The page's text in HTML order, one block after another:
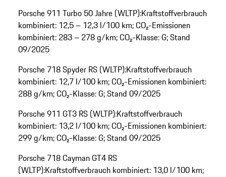
Porsche 911 Turbo 50 Jahre (WLTP):Kraftstoffverbrauch
kombiniert: 12,5 – 12,3 l/100 km; CO₂-Emissionen
kombiniert: 283 – 278 g/km; CO₂-Klasse: G; Stand
09/2025
Porsche 718 Spyder RS (WLTP):Kraftstoffverbrauch
kombiniert: 12,7 l/100 km; CO₂-Emissionen kombiniert:
288 g/km; CO₂-Klasse: G; Stand 09/2025
Porsche 911 GT3 RS (WLTP):Kraftstoffverbrauch
kombiniert: 13,2 l/100 km; CO₂-Emissionen kombiniert:
299 g/km; CO₂-Klasse: G; Stand 09/2025
Porsche 718 Cayman GT4 RS
(WLTP):Kraftstoffverbrauch kombiniert: 13,0 l/100 km;